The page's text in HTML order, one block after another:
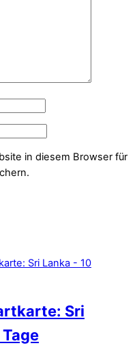
in diesem Browser für
Sri
Tage